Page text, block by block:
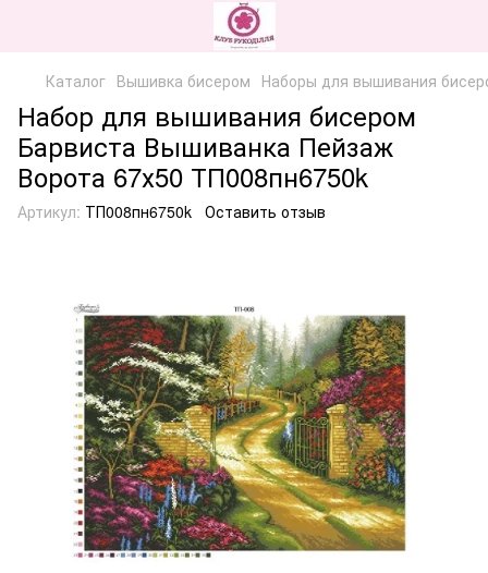
Каталог Вышивка бисером Наборы для вышивания
Набор для вышивания бисером
Барвиста Вышиванка Пейзаж
Ворота 67х50 ТП008пн6750k
Артикул: ТП008пн6750k Оставить отзыв